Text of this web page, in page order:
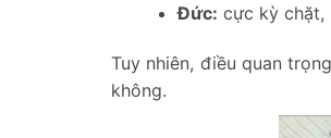
Đức: cực kỳ chặt,
Tuy nhiên, điều quan
không.